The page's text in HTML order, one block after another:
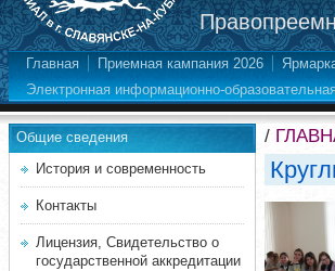
Главная Приемная кампания 2026
Электронная информационно-
Общие сведения
История и современность
Контакты
Лицензия, Свидетельство о
государственной аккредитации
/